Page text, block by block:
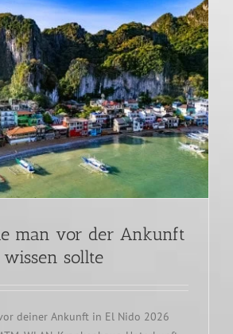
man vor der Ankunft
sollte
deiner Ankunft in El Nido 2026